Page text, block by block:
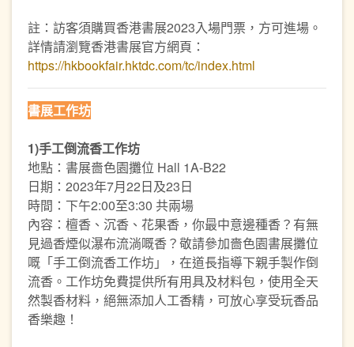
註：訪客須購買香港書展2023入場門票，方可進場。
詳情請瀏覽香港書展官方網頁：
https://hkbookfair.hktdc.com/tc/index.html
書展工作坊
1)手工倒流香工作坊
地點：書展嗇色園攤位 Hall 1A-B22
日期：2023年7月22日及23日
時間：下午2:00至3:30 共兩場
內容：檀香、沉香、花果香，你最中意邊種香？有無
見過香煙似瀑布流淌嘅香？敬請參加嗇色園書展攤位
嘅「手工倒流香工作坊」，在道長指導下親手製作倒
流香。工作坊免費提供所有用具及材料包，使用全天
然製香材料，絕無添加人工香精，可放心享受玩香品
香樂趣！